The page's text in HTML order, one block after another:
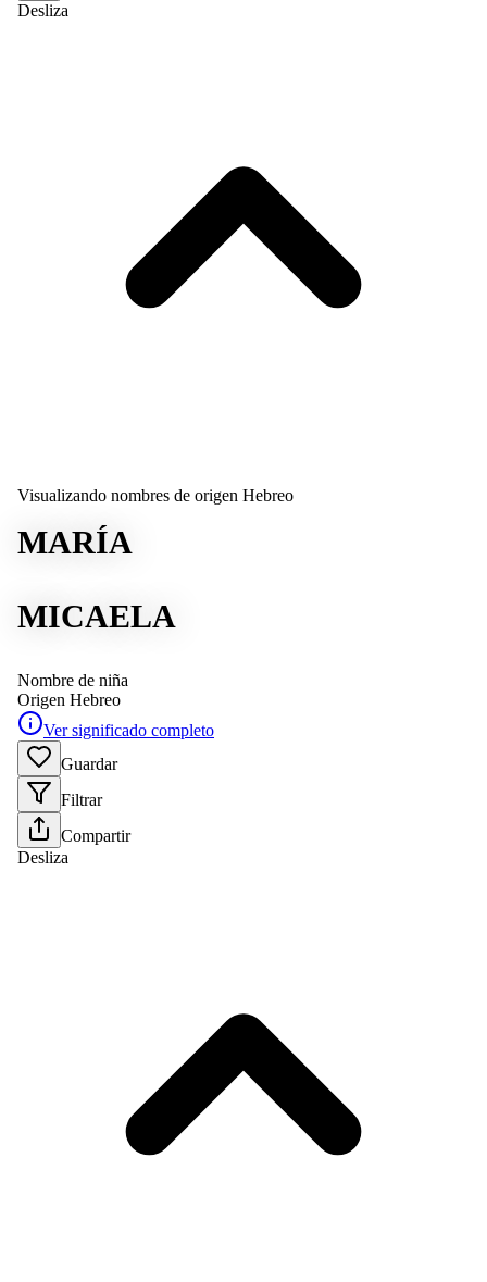
Desliza
Visualizando nombres de origen Hebreo
MARÍA
MICAELA
Nombre de niña
Origen Hebreo
Ver significado completo
Guardar
Filtrar
Compartir
Desliza